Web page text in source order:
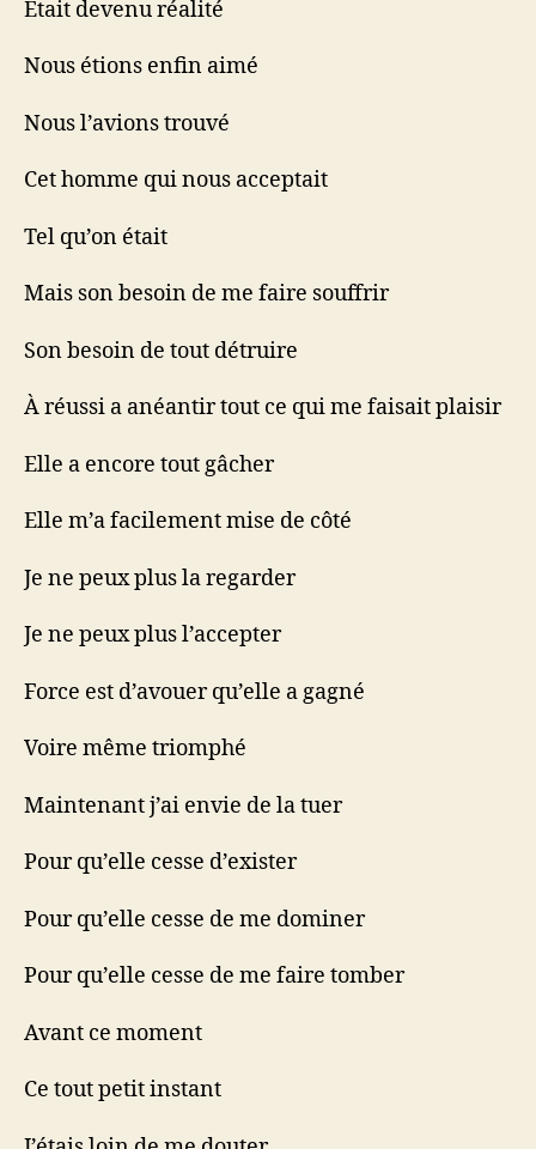
Était devenu réalité
Nous étions enfin aimé
Nous l’avions trouvé
Cet homme qui nous acceptait
Tel qu’on était
Mais son besoin de me faire souffrir
Son besoin de tout détruire
À réussi a anéantir tout ce qui me faisait plaisir
Elle a encore tout gâcher
Elle m’a facilement mise de côté
Je ne peux plus la regarder
Je ne peux plus l’accepter
Force est d’avouer qu’elle a gagné
Voire même triomphé
Maintenant j’ai envie de la tuer
Pour qu’elle cesse d’exister
Pour qu’elle cesse de me dominer
Pour qu’elle cesse de me faire tomber
Avant ce moment
Ce tout petit instant